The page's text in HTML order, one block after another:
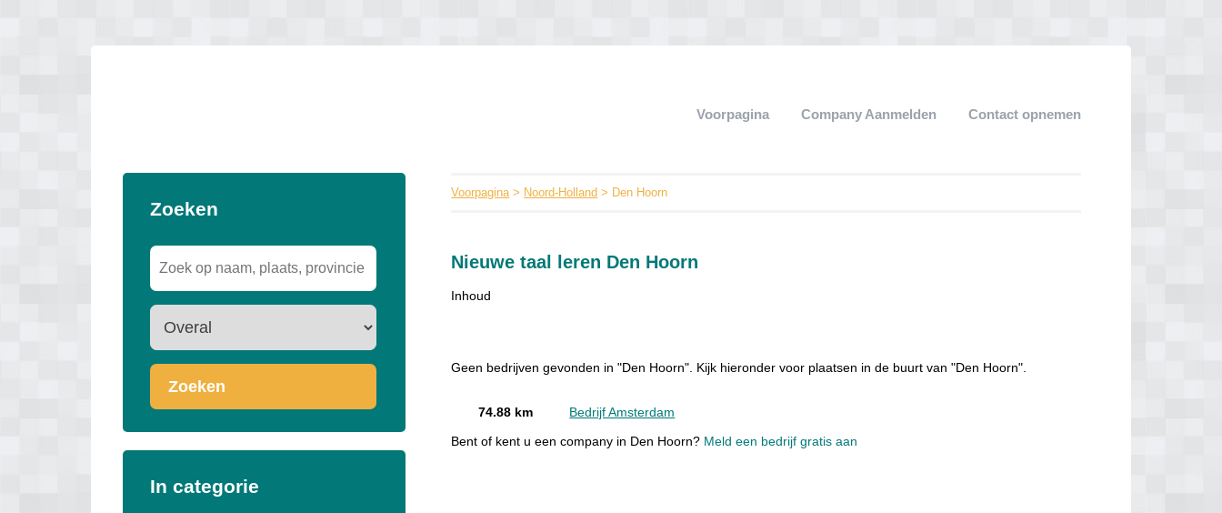
Voorpagina Company Aanmelden Contact opnemen
Zoeken
Zoeken
In categorie
Voorpagina> Noord-Holland > Den Hoorn
Nieuwe taal leren Den Hoorn
Inhoud
Geen bedrijven gevonden in "Den Hoorn". Kijk hieronder voor plaatsen in de buurt van "Den Hoorn".
74.88 km Bedrijf Amsterdam
Bent of kent u een company in Den Hoorn? Meld een bedrijf gratis aan